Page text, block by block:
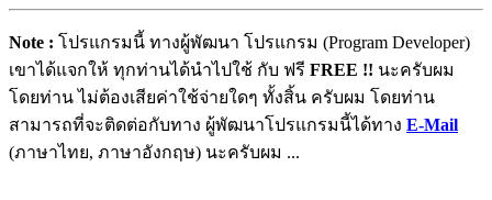
Note : โปรแกรมนี้ ทางผู้พัฒนา โปรแกรม (Program Developer)
เขาได้แจกให้ ทุกท่านได้นำไปใช้ กับ ฟรี FREE !! นะครับผม
โดยท่าน ไม่ต้องเสียค่าใช้จ่ายใดๆ ทั้งสิ้น ครับผม โดยท่าน
สามารถที่จะติดต่อกับทาง ผู้พัฒนาโปรแกรมนี้ได้ทาง E-Mail
(ภาษาไทย, ภาษาอังกฤษ) นะครับผม ...